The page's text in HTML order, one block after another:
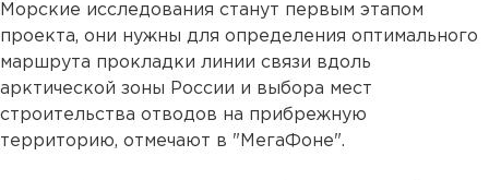
Морские исследования станут первым этапом
проекта, они нужны для определения оптимального
маршрута прокладки линии связи вдоль
арктической зоны России и выбора мест
строительства отводов на прибрежную
территорию, отмечают в "МегаФоне".